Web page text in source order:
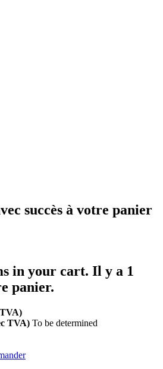
succès à votre panier
in your cart. Il y a 1
panier.
TVA) To be determined